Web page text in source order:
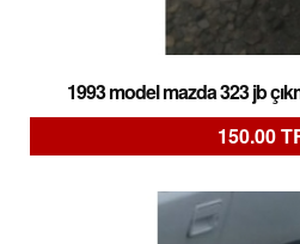
1993 model mazda 323 jb
150.00